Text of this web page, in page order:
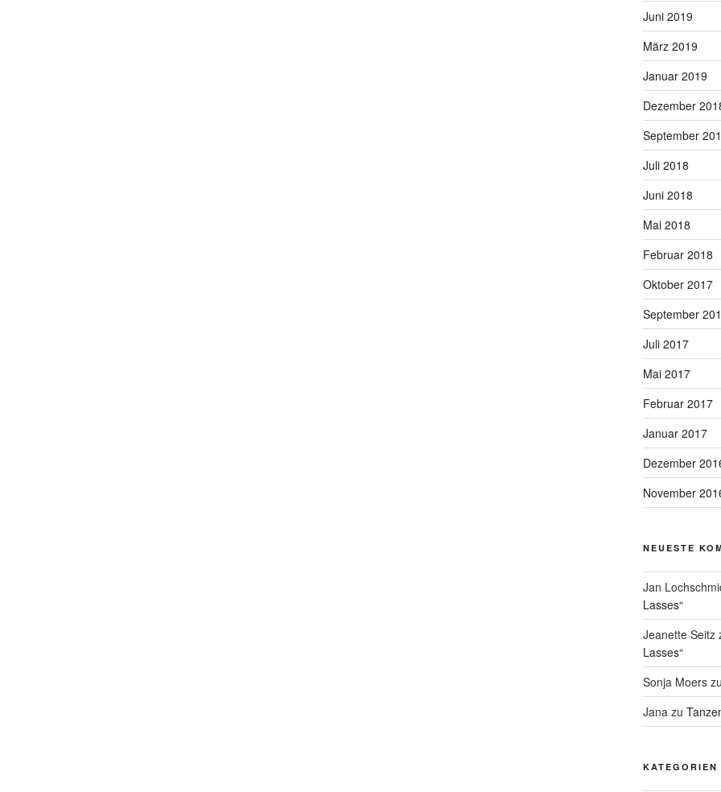
Juni 2019
März 2019
Januar 2019
Dezember
September
Juli 2018
Juni 2018
Mai 2018
Februar 2018
Oktober 2017
September
Juli 2017
Mai 2017
Februar 2017
Januar 2017
Dezember
November
NEUESTE
Jan
Lasses“
Jeanette Seitz
Lasses“
Sonja Moers
Janazu
KATEGORIEN